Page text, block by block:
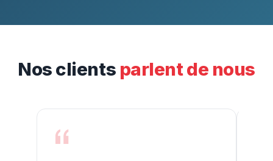
Nos clients parlent de nous